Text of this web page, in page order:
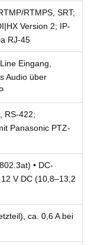
RTMPS, SRT;
Version 2; IP-
RJ-45
Eingang,
Audio über
RS-422;
Panasonic PTZ-
• DC-
V DC (10,8–13,2
ca. 0,6 A bei